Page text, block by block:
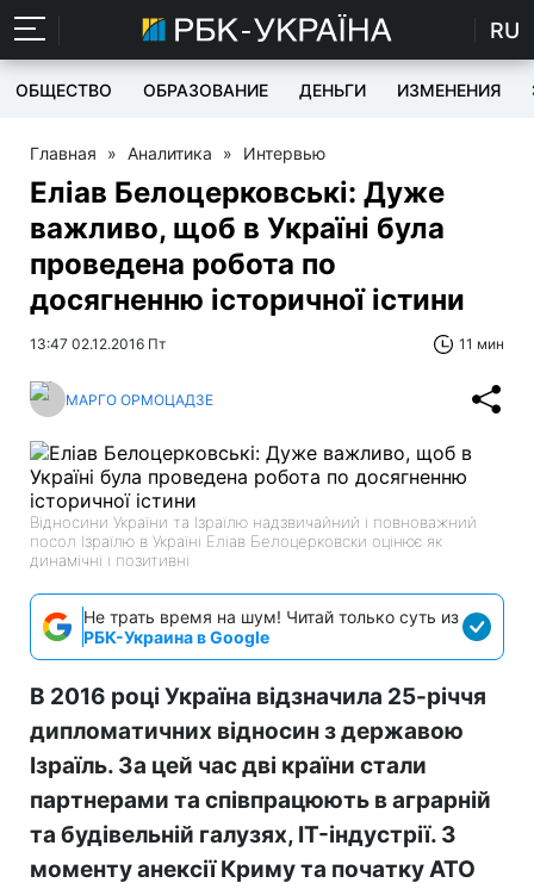
RU
ОБЩЕСТВО ОБРАЗОВАНИЕ ДЕНЬГИ ИЗМЕНЕНИЯ
Главная » Аналитика » Интервью
Еліав Белоцерковські: Дуже
важливо, щоб в Україні була
проведена робота по
досягненню історичної істини
13:47 02.12.2016 Пт 11 мин
МАРГО ОРМОЦАДЗЕ
Відносини України та Ізраїлю надзвичайний і повноважний
посол Ізраїлю в Україні Еліав Белоцерковски оцінює як
динамічні і позитивні
Не трать время на шум! Читай только суть из
РБК-Украина в Google
В 2016 році Україна відзначила 25-річчя
дипломатичних відносин з державою
Ізраїль. За цей час дві країни стали
партнерами та співпрацюють в аграрній
та будівельній галузях, IT-індустрії. З
моменту анексії Криму та початку АТО